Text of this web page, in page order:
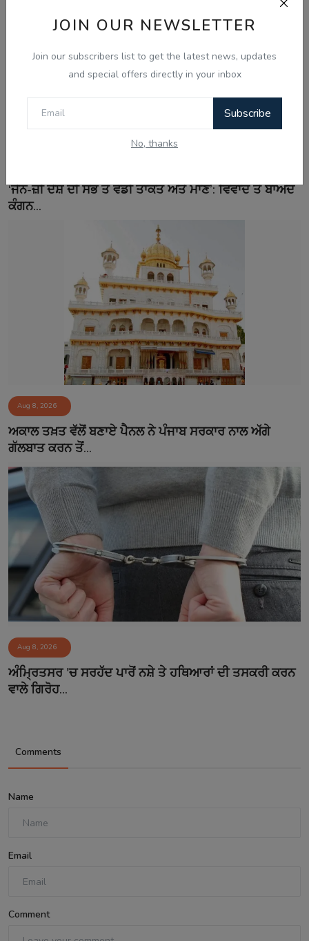
JOIN OUR NEWSLETTER
Join our subscribers list to get the latest news, updates
and special offers directly in your inbox
Subscribe
No, thanks
‘ਜੈੱਨ-ਜ਼ੀ ਦੇਸ਼ ਦੀ ਸਭ ਤੋਂ ਵੱਡੀ ਤਾਕਤ ਅਤੇ ਮਾਣ’: ਵਿਵਾਦ ਤੋਂ ਬਾਅਦ
ਕੰਗਨ...
Aug 8, 2026
ਅਕਾਲ ਤਖ਼ਤ ਵੱਲੋਂ ਬਣਾਏ ਪੈਨਲ ਨੇ ਪੰਜਾਬ ਸਰਕਾਰ ਨਾਲ ਅੱਗੇ
ਗੱਲਬਾਤ ਕਰਨ ਤੋਂ...
Aug 8, 2026
ਅੰਮ੍ਰਿਤਸਰ 'ਚ ਸਰਹੱਦ ਪਾਰੋਂ ਨਸ਼ੇ ਤੇ ਹਥਿਆਰਾਂ ਦੀ ਤਸਕਰੀ ਕਰਨ
ਵਾਲੇ ਗਿਰੋਹ...
Comments
Name
Email
Comment